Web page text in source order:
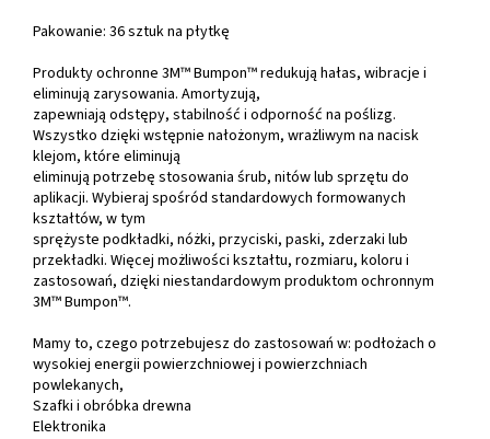
Pakowanie: 36 sztuk na płytkę
Produkty ochronne 3M™ Bumpon™ redukują hałas, wibracje i
eliminują zarysowania. Amortyzują,
zapewniają odstępy, stabilność i odporność na poślizg.
Wszystko dzięki wstępnie nałożonym, wrażliwym na nacisk
klejom, które eliminują
eliminują potrzebę stosowania śrub, nitów lub sprzętu do
aplikacji. Wybieraj spośród standardowych formowanych
kształtów, w tym
sprężyste podkładki, nóżki, przyciski, paski, zderzaki lub
przekładki. Więcej możliwości kształtu, rozmiaru, koloru i
zastosowań, dzięki niestandardowym produktom ochronnym
3M™ Bumpon™.
Mamy to, czego potrzebujesz do zastosowań w: podłożach o
wysokiej energii powierzchniowej i powierzchniach
powlekanych,
Szafki i obróbka drewna
Elektronika